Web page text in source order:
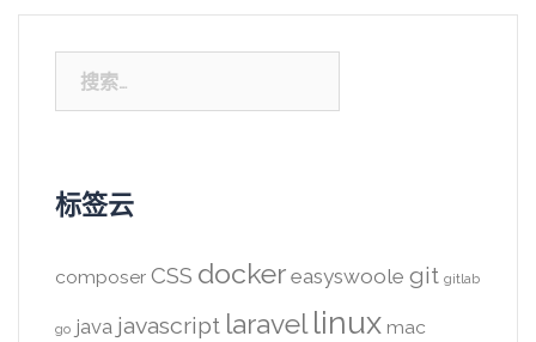
索：
标签云
composer CSS docker easyswoole git gitlab
go java javascript laravel linux mac